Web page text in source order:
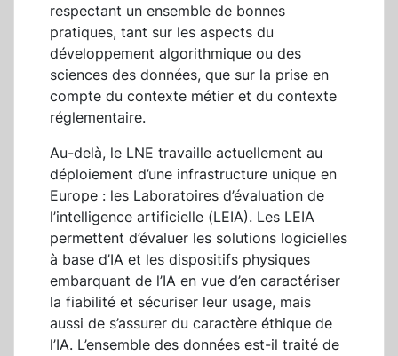
respectant un ensemble de bonnes
pratiques, tant sur les aspects du
développement algorithmique ou des
sciences des données, que sur la prise en
compte du contexte métier et du contexte
réglementaire.
Au-delà, le LNE travaille actuellement au
déploiement d’une infrastructure unique en
Europe : les Laboratoires d’évaluation de
l’intelligence artificielle (LEIA). Les LEIA
permettent d’évaluer les solutions logicielles
à base d’IA et les dispositifs physiques
embarquant de l’IA en vue d’en caractériser
la fiabilité et sécuriser leur usage, mais
aussi de s’assurer du caractère éthique de
l’IA. L’ensemble des données est-il traité de